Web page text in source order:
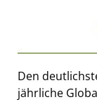
Den
jährliche